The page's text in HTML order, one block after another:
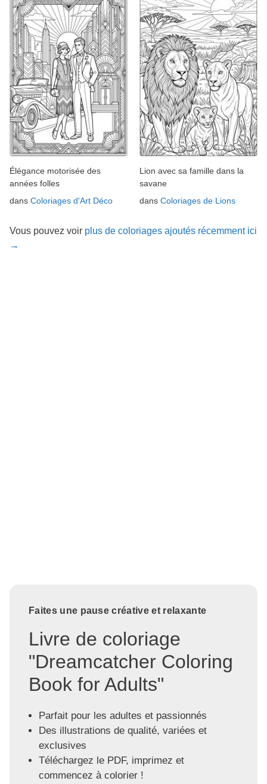
Élégance motorisée des
années folles
dans Coloriages d'Art Déco
Lion avec sa famille dans la
savane
dans Coloriages de Lions
Vous pouvez voir plus de coloriages ajoutés récemment ici
→
Faites une pause créative et relaxante
Livre de coloriage
"Dreamcatcher Coloring
Book for Adults"
Parfait pour les adultes et passionnés
Des illustrations de qualité, variées et
exclusives
Téléchargez le PDF, imprimez et
commencez à colorier !